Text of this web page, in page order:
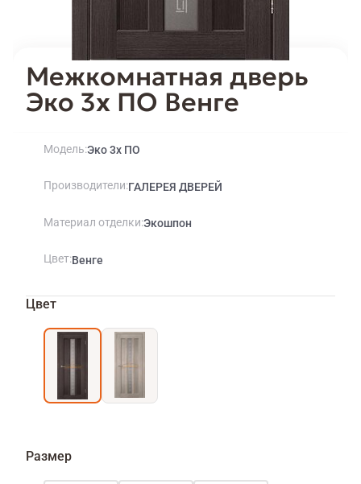
Межкомнатная дверь
Эко 3х ПО Венге
Модель Эко 3х ПО
Производители ГАЛЕРЕЯ ДВЕРЕЙ
Материал отделки Экошпон
Цвет Венге
Цвет
Размер